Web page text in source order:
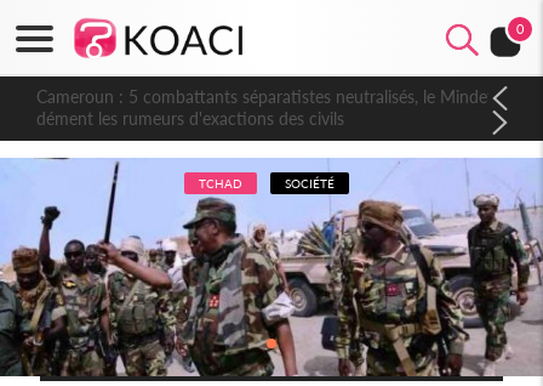
0
Cameroun : 5 combattants séparatistes neutralisés, le Mindef
dément les rumeurs d'exactions des civils
TCHAD SOCIÉTÉ